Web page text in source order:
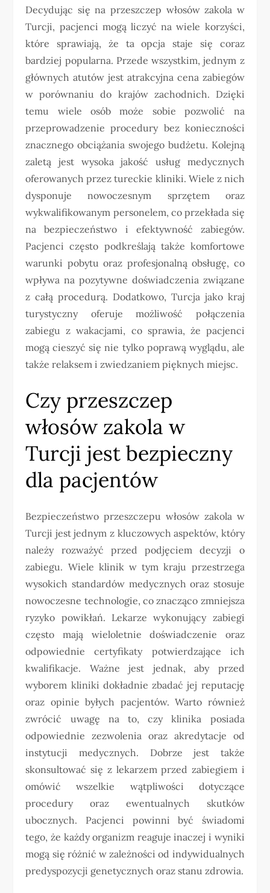
Decydując się na przeszczep włosów zakola w
Turcji, pacjenci mogą liczyć na wiele korzyści,
które sprawiają, że ta opcja staje się coraz
bardziej popularna. Przede wszystkim, jednym z
głównych atutów jest atrakcyjna cena zabiegów
w porównaniu do krajów zachodnich. Dzięki
temu wiele osób może sobie pozwolić na
przeprowadzenie procedury bez konieczności
znacznego obciążania swojego budżetu. Kolejną
zaletą jest wysoka jakość usług medycznych
oferowanych przez tureckie kliniki. Wiele z nich
dysponuje nowoczesnym sprzętem oraz
wykwalifikowanym personelem, co przekłada się
na bezpieczeństwo i efektywność zabiegów.
Pacjenci często podkreślają także komfortowe
warunki pobytu oraz profesjonalną obsługę, co
wpływa na pozytywne doświadczenia związane
z całą procedurą. Dodatkowo, Turcja jako kraj
turystyczny oferuje możliwość połączenia
zabiegu z wakacjami, co sprawia, że pacjenci
mogą cieszyć się nie tylko poprawą wyglądu, ale
także relaksem i zwiedzaniem pięknych miejsc.
Czy przeszczep
włosów zakola w
Turcji jest bezpieczny
dla pacjentów
Bezpieczeństwo przeszczepu włosów zakola w
Turcji jest jednym z kluczowych aspektów, który
należy rozważyć przed podjęciem decyzji o
zabiegu. Wiele klinik w tym kraju przestrzega
wysokich standardów medycznych oraz stosuje
nowoczesne technologie, co znacząco zmniejsza
ryzyko powikłań. Lekarze wykonujący zabiegi
często mają wieloletnie doświadczenie oraz
odpowiednie certyfikaty potwierdzające ich
kwalifikacje. Ważne jest jednak, aby przed
wyborem kliniki dokładnie zbadać jej reputację
oraz opinie byłych pacjentów. Warto również
zwrócić uwagę na to, czy klinika posiada
odpowiednie zezwolenia oraz akredytacje od
instytucji medycznych. Dobrze jest także
skonsultować się z lekarzem przed zabiegiem i
omówić wszelkie wątpliwości dotyczące
procedury oraz ewentualnych skutków
ubocznych. Pacjenci powinni być świadomi
tego, że każdy organizm reaguje inaczej i wyniki
mogą się różnić w zależności od indywidualnych
predyspozycji genetycznych oraz stanu zdrowia.